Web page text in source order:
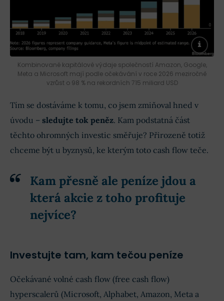
Kombinované kapitálové výdaje společností Amazon, Google,
Meta a Microsoft mají podle očekávání v roce 2026 meziročně
vzrůst o 98 % na rekordních 715 miliard USD
Tím se dostáváme k tomu, co jsem zmiňoval hned v
úvodu – sledujte tok peněz. Kam podstatná část
těchto ohromných investic směřuje? Přirozeně totiž
chceme být u byznysů, ke kterým toto cash flow teče.
Kam přesně ale peníze jdou a
která akcie z toho profituje
nejvíce?
Investujte tam, kam tečou peníze
Očekávané volné cash flow (free cash flow)
hyperscalerů (Microsoft, Alphabet, Amazon, Meta a